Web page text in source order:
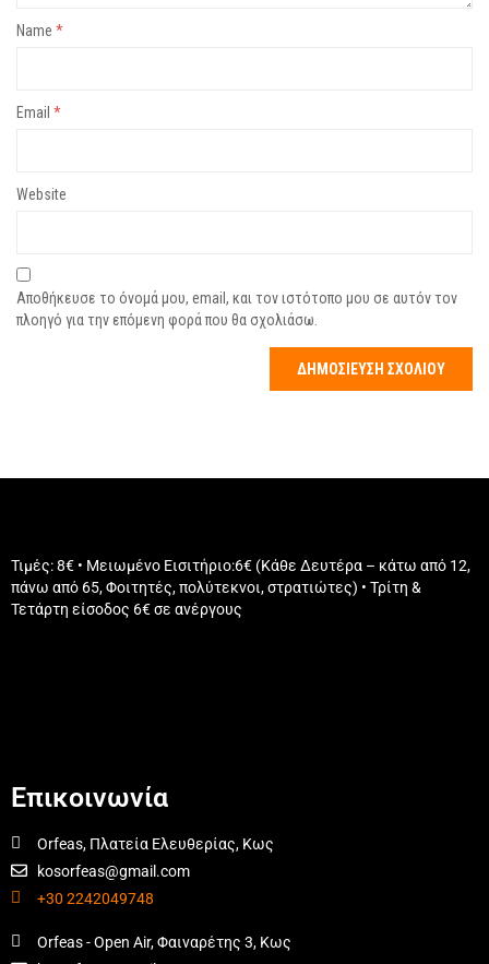
Name *
Email *
Website
Αποθήκευσε το όνομά μου, email, και τον ιστότοπο μου σε αυτόν τον
πλοηγό για την επόμενη φορά που θα σχολιάσω.
Τιμές: 8€ • Μειωμένο Εισιτήριο:6€ (Κάθε Δευτέρα – κάτω από 12,
πάνω από 65, Φοιτητές, πολύτεκνοι, στρατιώτες) • Τρίτη &
Τετάρτη είσοδος 6€ σε ανέργους
Επικοινωνία
Orfeas, Πλατεία Ελευθερίας, Κως
kosorfeas@gmail.com
+30 2242049748
Orfeas - Open Air, Φαιναρέτης 3, Κως